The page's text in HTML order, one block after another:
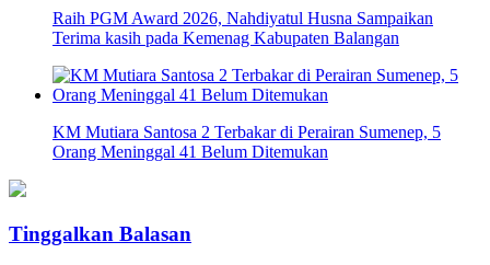
Raih PGM Award 2026, Nahdiyatul Husna Sampaikan
Terima kasih pada Kemenag Kabupaten Balangan
KM Mutiara Santosa 2 Terbakar di Perairan Sumenep, 5
Orang Meninggal 41 Belum Ditemukan
Tinggalkan Balasan